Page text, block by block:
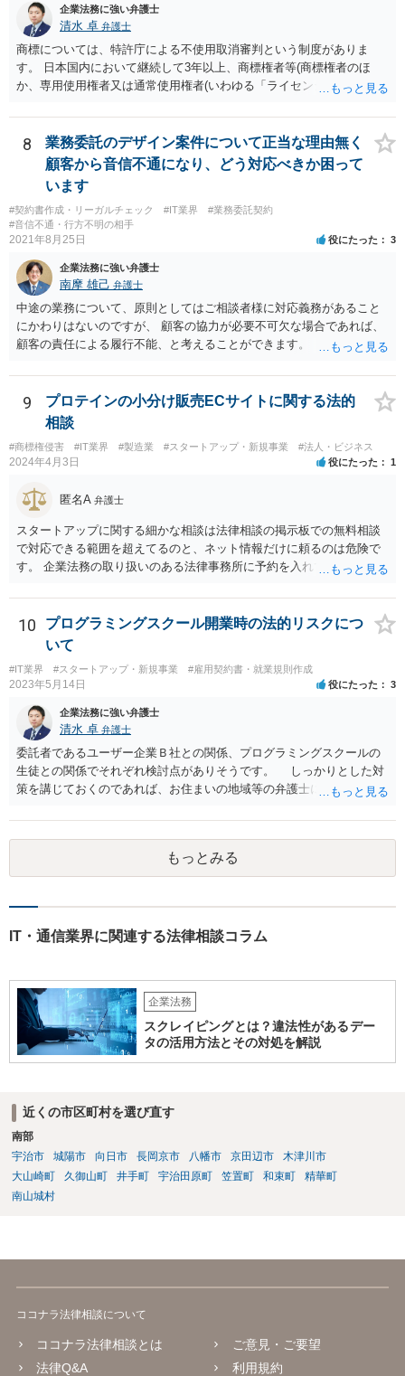
るのです。 ※消費者庁のステマ規制の運用ガイドラインであるhttps://
www.caa.go.jp/policies/policy/representation/fair_labeling/guideline/ass
ets/representation_cms216_230328_03.pdf の５頁（イ）、２（１）参
照
企業法務に強い弁護士
清水 卓 弁護士
商標については、特許庁による不使用取消審判という制度がありま
す。 日本国内において継続して3年以上、商標権者等(商標権者のほ
か、専用使用権者又は通常使用権者(いわゆる「ライセンシー」)が、指
も、その指定商品・指定役務に関する商標登録を取り消すことについ
て、審判を請求することができます(商標法第50条第1項)。 また、登録
商標を有する企業から対象となる商標権を譲り受ける方法もあり得ま
す。 いずれにしても、詳しい事情に基づく判断を要するご事案かと思
われますので、一度、商標権に詳しい弁護士や弁理士に直接相談の
上、今後の方針の検討をなさってみるとよろしいかと思います。
8
業務委託のデザイン案件について正当な理由無く
顧客から音信不通になり、どう対応べきか困って
います
#契約書作成・リーガルチェック #IT業界
#業務委託契約
#音信不通・行方不明の相手
2021年8月25日 役にたった 3
企業法務に強い弁護士
南摩 雄己 弁護士
中途の業務について、原則としてはご相談者様に対応義務があること
にかわりはないのですが、 顧客の協力が必要不可欠な場合であれば、
顧客の責任による履行不能、と考えることができます。 トラブルにな
などで 簡単にでもまとめておくこと、顧客とのやり取りのログを証拠
として保存しておくこともお勧めいたします。
9
プロテインの小分け販売ECサイトに関する法的
相談
#商標権侵害 #IT業界 #製造業 #スタートアップ・新規事業 #法人・ビジネス
2024年4月3日 役にたった 1
匿名A 弁護士
スタートアップに関する細かな相談は法律相談の掲示板での無料相談
で対応できる範囲を超えてるのと、ネット情報だけに頼るのは危険で
す。 企業法務の取り扱いのある法律事務所に予約を入れて、リーガル
す。
10
プログラミングスクール開業時の法的リスクにつ
いて
#IT業界 #スタートアップ・新規事業 #雇用契約書・就業規則作成
2023年5月14日 役にたった 3
企業法務に強い弁護士
清水 卓 弁護士
委託者であるユーザー企業Ｂ社との関係、プログラミングスクールの
生徒との関係でそれぞれ検討点がありそうです。 しっかりとした対
策を講じておくのであれば、お住まいの地域等の弁護士に直接相談の
下さい。 (委託であるユーザー企業Ｂ社との関係) 例えば、 •プログラ
ミングスクールの生徒が開発案件に関わることを事前に把握•承諾して
いるか •準委任契約で要求される受託者の善管注意義務を果たせるか •
開発に関わった生徒がユーザー企業Ｂ社との間でプログラミングスク
ングスクールと生徒との間の契約関係•内容の整備（プログラミング講
や受託業務の遂行として扱われれないか（これらの対価としての給与•
報酬の発生の有無等） •生徒のミス等により発生した損害の責任の所在
（プログラミングスクールが責任を負う範囲、生徒が責任を負うこと
があるのか否か等） •開発案件に関わった生徒がユーザー企業の秘密を
漏洩しないような対策を講じる なお、インターネットを通じたプログ
術の教授」(いわゆるパソコン教室)に該当するか否かについて、消費者
庁及び経済産業省の検討の結果、「パソコンの操作に関する知識や技
術の教授と一体不可分とならない限り、『特定継続的役務』に該当し
ない」ことが明らかにされています。 【参考】インターネットを通じ
たプログラミング教育の提供が明確化されます~産業競争力強化法の
「グレーゾーン解消制度」の活用~（経済産業省サイト） https://www.
もっとみる
IT・通信業界に関連する法律相談コラム
企業法務
スクレイピングとは？違法性があるデー
タの活用方法とその対処を解説
近くの市区町村を選び直す
南部
宇治市
城陽市 向日市 長岡京市 八幡市 京田辺市
木津川市
大山崎町
久御山町 井手町 宇治田原町 笠置町 和束町
精華町
南山城村
ココナラ法律相談について
ココナラ法律相談とは
法律Q&A
ご意見・ご要望
利用規約